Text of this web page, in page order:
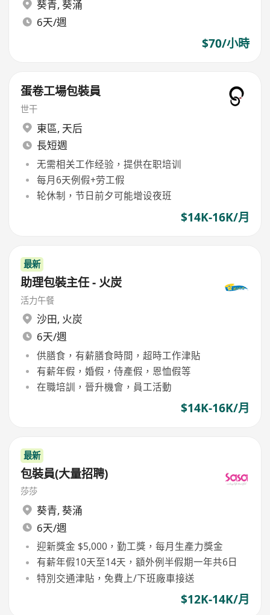
葵青, 葵涌
6天/週
$70/小時
蛋卷工場包裝員
世干
東區, 天后
長短週
无需相关工作经验，提供在职培训
每月6天例假+劳工假
轮休制，节日前夕可能增设夜班
$14K-16K/月
最新
助理包裝主任 - 火炭
活力午餐
沙田, 火炭
6天/週
供膳食，有薪膳食時間，超時工作津貼
有薪年假，婚假，侍產假，恩恤假等
在職培訓，晉升機會，員工活動
$14K-16K/月
最新
包裝員(大量招聘)
莎莎
葵青, 葵涌
6天/週
迎新獎金 $5,000，勤工獎，每月生產力獎金
有薪年假10天至14天，額外例半假期一年共6日
特別交通津貼，免費上/下班廠車接送
$12K-14K/月